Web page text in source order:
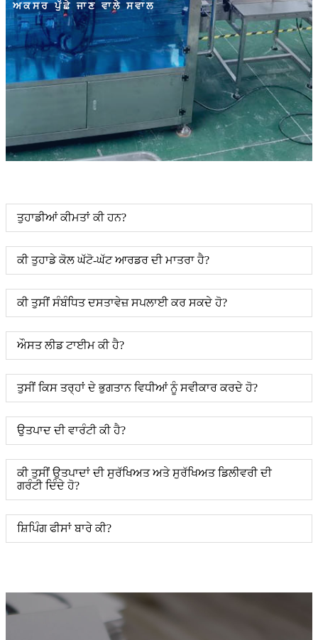
ਅਕਸਰ ਪੁੱਛੇ ਜਾਣ ਵਾਲੇ ਸਵਾਲ
ਤੁਹਾਡੀਆਂ ਕੀਮਤਾਂ ਕੀ ਹਨ?
ਕੀ ਤੁਹਾਡੇ ਕੋਲ ਘੱਟੋ-ਘੱਟ ਆਰਡਰ ਦੀ ਮਾਤਰਾ ਹੈ?
ਕੀ ਤੁਸੀਂ ਸੰਬੰਧਿਤ ਦਸਤਾਵੇਜ਼ ਸਪਲਾਈ ਕਰ ਸਕਦੇ ਹੋ?
ਔਸਤ ਲੀਡ ਟਾਈਮ ਕੀ ਹੈ?
ਤੁਸੀਂ ਕਿਸ ਤਰ੍ਹਾਂ ਦੇ ਭੁਗਤਾਨ ਵਿਧੀਆਂ ਨੂੰ ਸਵੀਕਾਰ ਕਰਦੇ ਹੋ?
ਉਤਪਾਦ ਦੀ ਵਾਰੰਟੀ ਕੀ ਹੈ?
ਕੀ ਤੁਸੀਂ ਉਤਪਾਦਾਂ ਦੀ ਸੁਰੱਖਿਅਤ ਅਤੇ ਸੁਰੱਖਿਅਤ ਡਿਲੀਵਰੀ ਦੀ
ਗਰੰਟੀ ਦਿੰਦੇ ਹੋ?
ਸ਼ਿਪਿੰਗ ਫੀਸਾਂ ਬਾਰੇ ਕੀ?